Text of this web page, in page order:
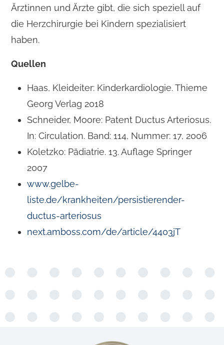
Ärztinnen und Ärzte gibt, die sich speziell auf
die Herzchirurgie bei Kindern spezialisiert
haben.
Quellen
Haas, Kleideiter: Kinderkardiologie. Thieme
Georg Verlag 2018
Schneider, Moore: Patent Ductus Arteriosus.
In: Circulation. Band: 114, Nummer: 17, 2006
Koletzko: Pädiatrie. 13. Auflage Springer
2007
www.gelbe-
liste.de/krankheiten/persistierender-
ductus-arteriosus
next.amboss.com/de/article/4403jT